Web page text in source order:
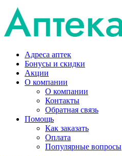
Адреса аптек
Бонусы и скидки
Акции
О компании
О компании
Контакты
Обратная связь
Помощь
Как заказать
Оплата
Популярные вопросы